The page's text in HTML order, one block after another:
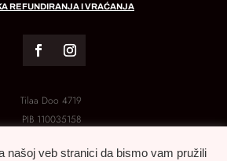
REFUNDIRANJA I VRAĆANJA
Tilaa Doo 4719
PIB 110035158
našoj veb stranici da bismo vam pružili